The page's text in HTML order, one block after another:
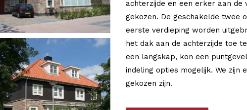
achterzijde en een erker aan de
gekozen. De geschakelde twee
eerste verdieping worden
het dak aan de achterzijde toe
een langskap, kon een
indeling opties mogelijk. We
gekozen zijn.